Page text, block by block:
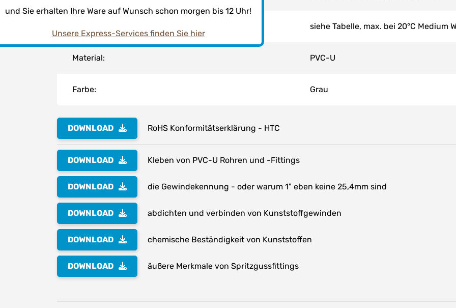
siehe Tabelle, max. bei 20°C Medium
Material: PVC-U
Farbe: Grau
DOWNLOAD RoHS Konformitätserklärung - HTC
DOWNLOAD Kleben von PVC-U Rohren und -Fittings
DOWNLOAD die Gewindekennung - oder warum 1" eben keine 25,4mm sind
DOWNLOAD abdichten und verbinden von Kunststoffgewinden
DOWNLOAD chemische Beständigkeit von Kunststoffen
DOWNLOAD äußere Merkmale von Spritzgussfittings
und Sie erhalten Ihre Ware auf Wunsch schon morgen bis 12 Uhr!
Unsere Express-Services finden Sie hier